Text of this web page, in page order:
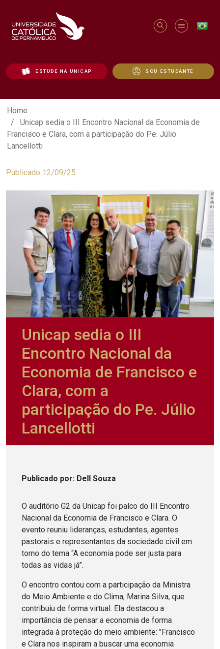
ESTUDE NA UNICAP SOU ESTUDANTE
Unicap sedia o III Encontro Nacional
Home
Unicap sedia o III Encontro Nacional da Economia de
Francisco e Clara, com a participação do Pe. Júlio
Lancellotti
Publicado 12/09/25
Unicap sedia o III
Encontro Nacional da
Economia de Francisco e
Clara, com a
participação do Pe. Júlio
Lancellotti
Publicado por: Dell Souza
O auditório G2 da Unicap foi palco do III Encontro
Nacional da Economia de Francisco e Clara. O
evento reuniu lideranças, estudantes, agentes
pastorais e representantes da sociedade civil em
torno do tema “A economia pode ser justa para
todas as vidas já”.
O encontro contou com a participação da Ministra
do Meio Ambiente e do Clima, Marina Silva, que
contribuiu de forma virtual. Ela destacou a
importância de pensar a economia de forma
integrada à proteção do meio ambiente: "Francisco
e Clara nos inspiram a buscar uma economia